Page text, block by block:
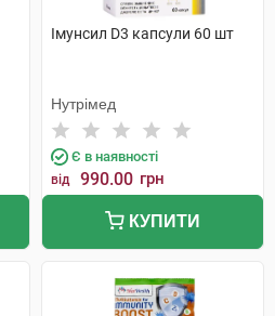
Імунсил D3 капсули 60 шт
Нутрімед
Є в наявності
від 990.00 грн
КУПИТИ